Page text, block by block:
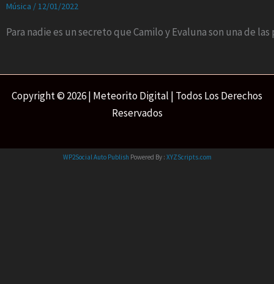
Música /12/01/2022
Para nadie es un secreto que Camilo y Evaluna son una de
Copyright © 2026 | Meteorito Digital | Todos Los Derechos
Reservados
WP2Social Auto Publish Powered By : XYZScripts.com